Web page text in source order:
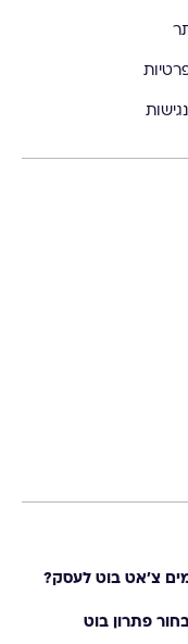
צ׳אט בוט לעסק?
פתרון בוט